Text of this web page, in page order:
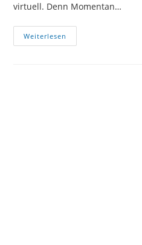
virtuell. Denn Momentan…
Weiterlesen
Und